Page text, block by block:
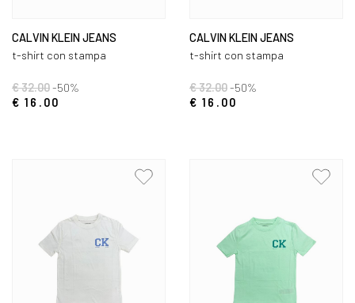
CALVIN KLEIN JEANS
t-shirt con stampa
€ 32.00-50%
€ 16.00
CALVIN KLEIN JEANS
t-shirt con stampa
€ 32.00-50%
€ 16.00